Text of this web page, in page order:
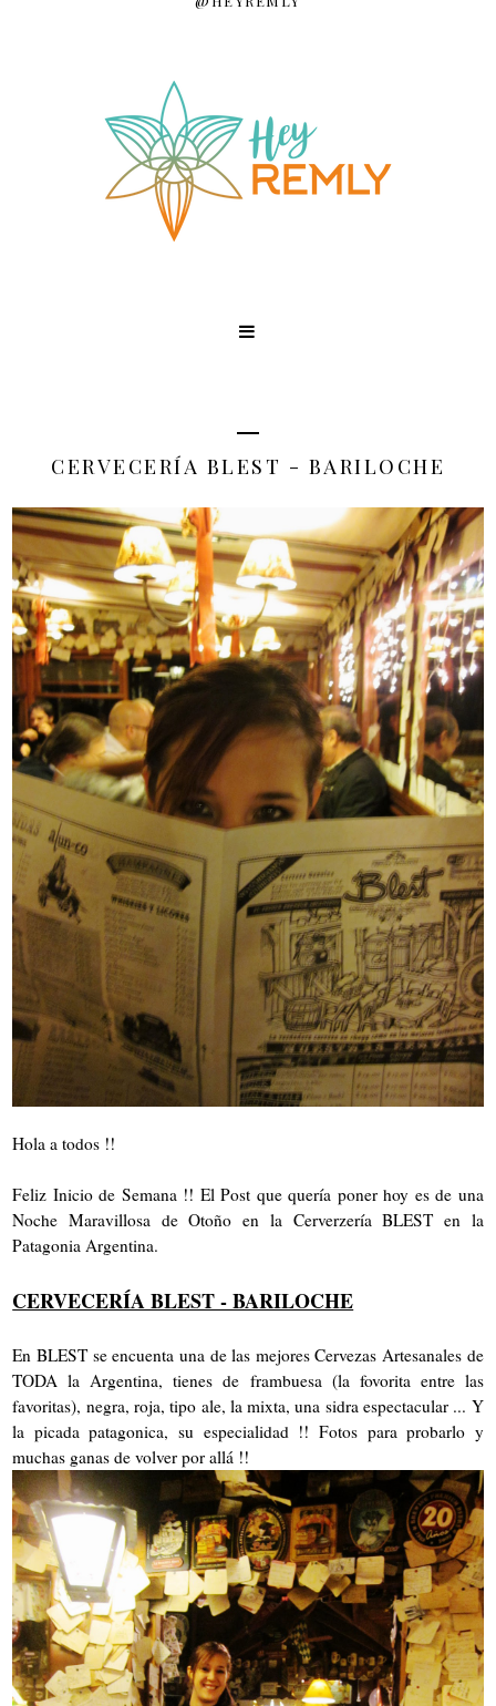
CERVECERÍA BLEST - BARILOCHE
Hola a todos !!
Feliz Inicio de Semana !! El Post que quería poner hoy es de una
Noche Maravillosa de Otoño en la Cerverzería BLEST en la
Patagonia Argentina.
CERVECERÍA BLEST - BARILOCHE
En BLEST se encuenta una de las mejores Cervezas Artesanales de
TODA la Argentina, tienes de frambuesa (la fovorita entre las
favoritas), negra, roja, tipo ale, la mixta, una sidra espectacular ... Y
la picada patagonica, su especialidad !! Fotos para probarlo y
muchas ganas de volver por allá !!